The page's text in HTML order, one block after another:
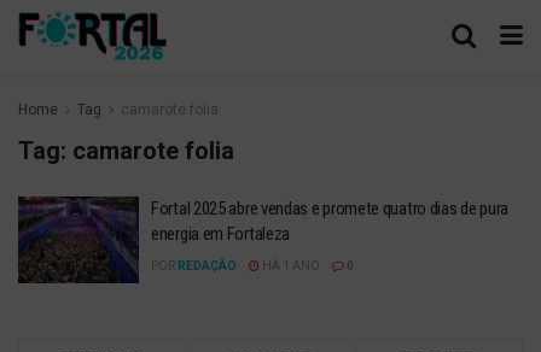
Home Tag camarote folia
Tag: camarote folia
Fortal 2025 abre vendas e promete quatro dias de pura
energia em Fortaleza
POR REDAÇÃO HÁ 1 ANO